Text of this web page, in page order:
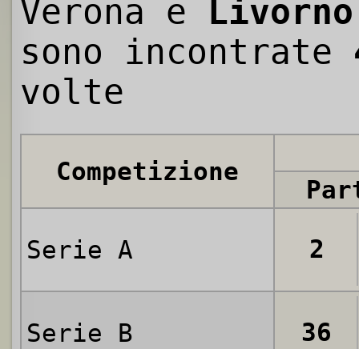
Verona e Livorno
sono incontrate
volte
Competizione
Serie A 2
Serie B 36